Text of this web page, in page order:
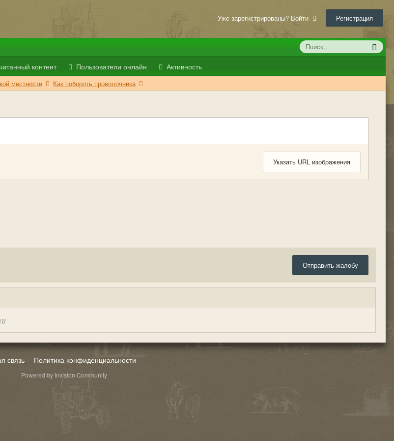
Уже зарегистрированы? Войти Регистрация
контент Пользователи онлайн Активность
местности Как побороть проволочника
Указать URL изображения
Отправить жалобу
связь Политика конфиденциальности
Powered by Invision Community